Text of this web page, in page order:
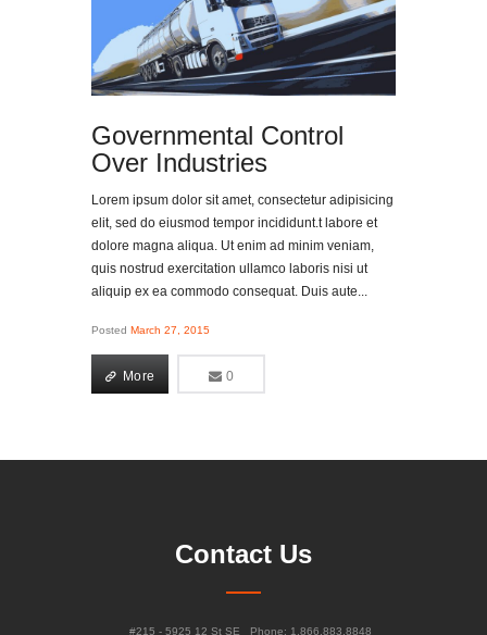
Governmental Control
Over Industries
Lorem ipsum dolor sit amet, consectetur adipisicing
elit, sed do eiusmod tempor incididunt.t labore et
dolore magna aliqua. Ut enim ad minim veniam,
quis nostrud exercitation ullamco laboris nisi ut
aliquip ex ea commodo consequat. Duis aute...
Posted March 27, 2015
More
More 0
Contact Us
Phone: 1.866.883.8848
#215 - 5925 12 St SE